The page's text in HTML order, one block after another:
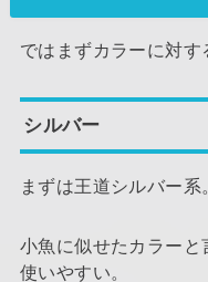
ではまずカラーに対す
シルバー
まずは王道シルバー系
小魚に似せたカラー
使いやすい。